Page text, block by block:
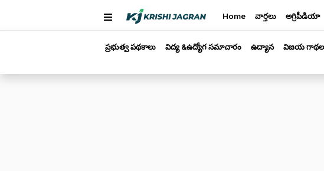
Home వార్తలు అగ్రిపీడియా
ప్రభుత్వ పథకాలు విద్య &ఉద్యోగ సమాచారం ఉద్యాన విజయ